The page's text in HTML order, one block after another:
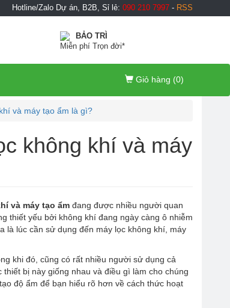
Hotline/Zalo Dự án, B2B, Sỉ lẻ: 090 210 7997 - RSS
BẢO TRÌ
Miễn phí Trọn đời*
Giỏ hàng (0)
và máy tạo ẩm là gì?
không khí và máy
và máy tạo ẩm đang được nhiều người quan
thiết yếu bởi không khí đang ngày càng ô nhiễm
là lúc cần sử dụng đến máy lọc không khí, máy
khi đó, cũng có rất nhiều người sử dụng cả
bị này giống nhau và điều gì làm cho chúng
độ ẩm để bạn hiểu rõ hơn về cách thức hoạt